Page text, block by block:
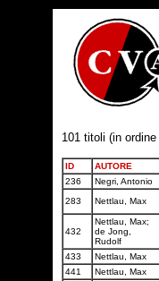
101 titoli (in
ID AUTORE
236
Negri, Antonio
283
Nettlau, Max
432
Nettlau, Max;
de Jong,
Rudolf
433 Nettlau, Max
441
Nettlau, Max